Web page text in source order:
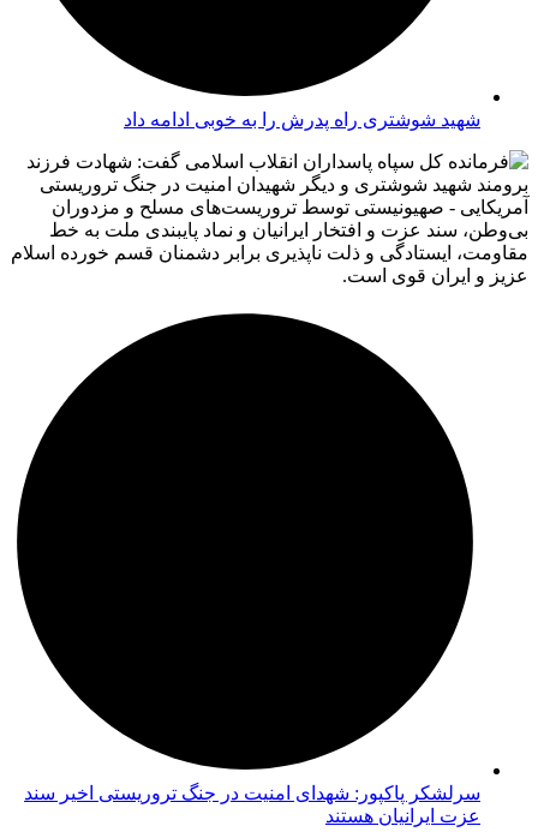
شهید شوشتری راه پدرش را به خوبی ادامه داد
سرلشکر پاکپور: شهدای امنیت در جنگ تروریستی اخیر سند
عزت ایرانیان هستند